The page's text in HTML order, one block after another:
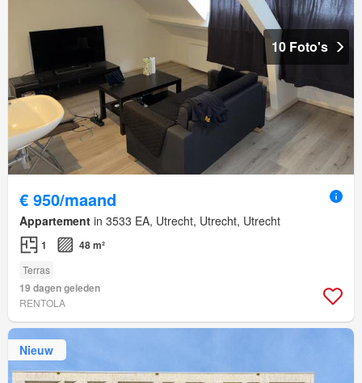
10 Foto's
€ 950/maand
Appartement in 3533 EA, Utrecht, Utrecht, Utrecht
1 48 m²
Terras
19 dagen geleden
RENTOLA
Nieuw